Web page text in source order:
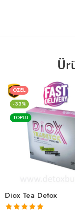
ÖZEL
-33%
TOPLU
Diox Tea Detox